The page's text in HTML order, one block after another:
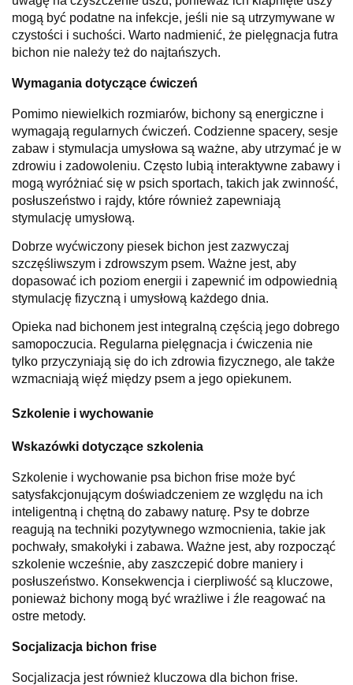
mogą być podatne na infekcje, jeśli nie są utrzymywane w
czystości i suchości. Warto nadmienić, że pielęgnacja futra
bichon nie należy też do najtańszych.
Wymagania dotyczące ćwiczeń
Pomimo niewielkich rozmiarów, bichony są energiczne i
wymagają regularnych ćwiczeń. Codzienne spacery, sesje
zabaw i stymulacja umysłowa są ważne, aby utrzymać je w
zdrowiu i zadowoleniu. Często lubią interaktywne zabawy i
mogą wyróżniać się w psich sportach, takich jak zwinność,
posłuszeństwo i rajdy, które również zapewniają
stymulację umysłową.
Dobrze wyćwiczony piesek bichon jest zazwyczaj
szczęśliwszym i zdrowszym psem. Ważne jest, aby
dopasować ich poziom energii i zapewnić im odpowiednią
stymulację fizyczną i umysłową każdego dnia.
Opieka nad bichonem jest integralną częścią jego dobrego
samopoczucia. Regularna pielęgnacja i ćwiczenia nie
tylko przyczyniają się do ich zdrowia fizycznego, ale także
wzmacniają więź między psem a jego opiekunem.
Szkolenie i wychowanie
Wskazówki dotyczące szkolenia
Szkolenie i wychowanie psa bichon frise może być
satysfakcjonującym doświadczeniem ze względu na ich
inteligentną i chętną do zabawy naturę. Psy te dobrze
reagują na techniki pozytywnego wzmocnienia, takie jak
pochwały, smakołyki i zabawa. Ważne jest, aby rozpocząć
szkolenie wcześnie, aby zaszczepić dobre maniery i
posłuszeństwo. Konsekwencja i cierpliwość są kluczowe,
ponieważ bichony mogą być wrażliwe i źle reagować na
ostre metody.
Socjalizacja bichon frise
Socjalizacja jest również kluczowa dla bichon frise.